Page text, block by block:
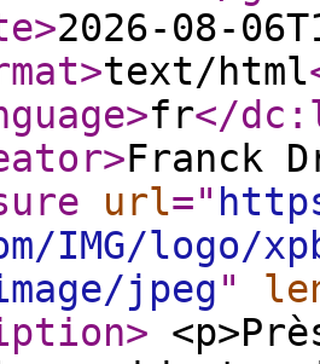
>2026-08-
>text/html
>fr</
>Franck
url="
IMG/logo/
jpeg"
>